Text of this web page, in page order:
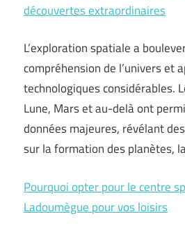
découvertes extraordinaires
L’exploration spatiale a
compréhension de l’univers et
technologiques considérables.
Lune, Mars et au-delà ont
données majeures, révélant
sur la formation des planètes,
Pourquoi opter pour le centre
Ladoumègue pour vos loisirs